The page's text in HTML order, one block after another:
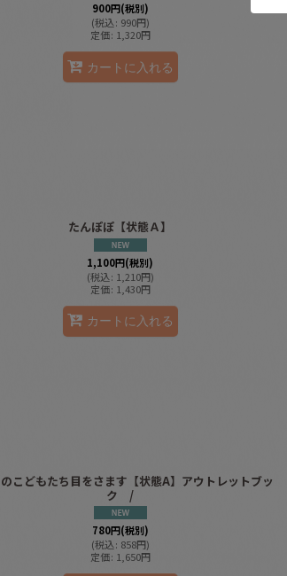
900円(税別)
(税込: 990円)
定価: 1,320円
カートに入れる
たんぽぽ【状態Ａ】
1,100円(税別)
(税込: 1,210円)
定価: 1,430円
カートに入れる
こどもたち目をさます【状態A】アウトレットブッ
ク /
780円(税別)
(税込: 858円)
定価: 1,650円